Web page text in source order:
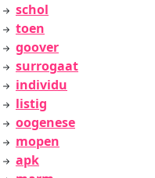
schol
toen
goover
surrogaat
individu
listig
oogenese
mopen
apk